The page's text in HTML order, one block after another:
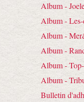
Album -
Album -
Album -
Album -
Album -
Album -
Bulletin